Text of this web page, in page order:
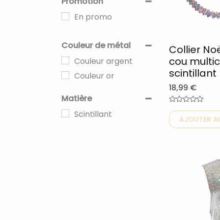
En promo
Couleur de métal
Couleur argent
Couleur or
Matière
Scintillant
Collier
cou
scintillant
18,99 €
0
sur
5
AJOUTER
variations.
peuvent
être
choisies
sur
la
page